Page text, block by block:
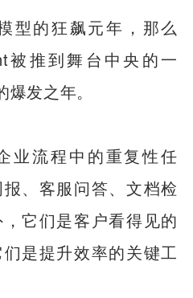
型的狂飙元年，那么
被推到舞台中央的一
发之年。
业流程中的重复性任
、客服问答、文档检
它们是客户看得见的
是提升效率的关键工